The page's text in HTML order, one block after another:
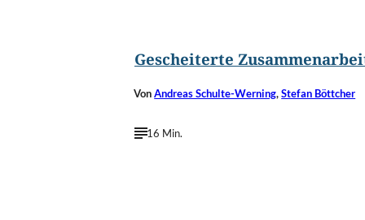
Gescheiterte
VonAndreas Schulte-Werning,Stefan Böttcher
16 Min.